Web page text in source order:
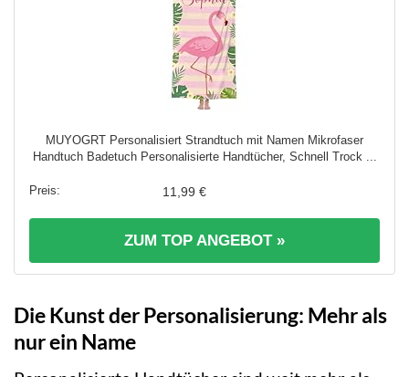
MUYOGRT Personalisiert Strandtuch mit Namen Mikrofaser
Handtuch Badetuch Personalisierte Handtücher, Schnell Trock ...
11,99 €
ZUM TOP ANGEBOT »
Die Kunst der Personalisierung: Mehr als
nur ein Name